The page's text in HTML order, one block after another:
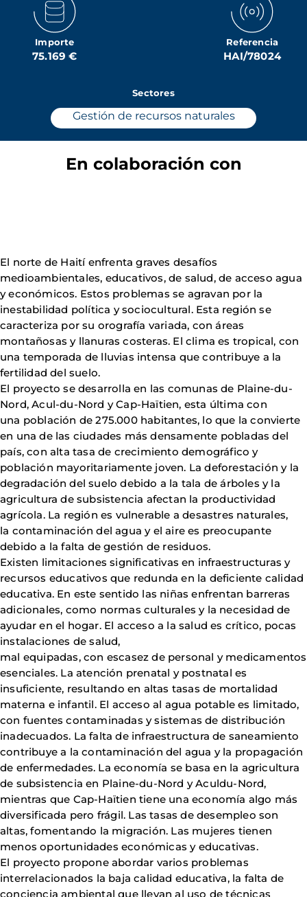
Importe
75.169 €
Referencia
HAI/78024
Sectores
Gestión de recursos naturales
En colaboración con
El norte de Haití enfrenta graves desafíos
medioambientales, educativos, de salud, de acceso agua
y económicos. Estos problemas se agravan por la
inestabilidad política y sociocultural. Esta región se
caracteriza por su orografía variada, con áreas
montañosas y llanuras costeras. El clima es tropical, con
una temporada de lluvias intensa que contribuye a la
fertilidad del suelo.
El proyecto se desarrolla en las comunas de Plaine-du-
Nord, Acul-du-Nord y Cap-Haïtien, esta última con
una población de 275.000 habitantes, lo que la convierte
en una de las ciudades más densamente pobladas del
país, con alta tasa de crecimiento demográfico y
población mayoritariamente joven. La deforestación y la
degradación del suelo debido a la tala de árboles y la
agricultura de subsistencia afectan la productividad
agrícola. La región es vulnerable a desastres naturales,
la contaminación del agua y el aire es preocupante
debido a la falta de gestión de residuos.
Existen limitaciones significativas en infraestructuras y
recursos educativos que redunda en la deficiente calidad
educativa. En este sentido las niñas enfrentan barreras
adicionales, como normas culturales y la necesidad de
ayudar en el hogar. El acceso a la salud es crítico, pocas
instalaciones de salud,
mal equipadas, con escasez de personal y medicamentos
esenciales. La atención prenatal y postnatal es
insuficiente, resultando en altas tasas de mortalidad
materna e infantil. El acceso al agua potable es limitado,
con fuentes contaminadas y sistemas de distribución
inadecuados. La falta de infraestructura de saneamiento
contribuye a la contaminación del agua y la propagación
de enfermedades. La economía se basa en la agricultura
de subsistencia en Plaine-du-Nord y Aculdu-Nord,
mientras que Cap-Haïtien tiene una economía algo más
diversificada pero frágil. Las tasas de desempleo son
altas, fomentando la migración. Las mujeres tienen
menos oportunidades económicas y educativas.
El proyecto propone abordar varios problemas
interrelacionados la baja calidad educativa, la falta de
conciencia ambiental que llevan al uso de técnicas